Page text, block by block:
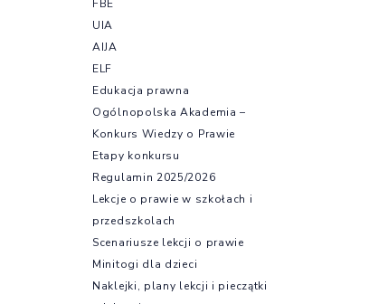
FBE
UIA
AIJA
ELF
Edukacja prawna
Ogólnopolska Akademia –
Konkurs Wiedzy o Prawie
Etapy konkursu
Regulamin 2025/2026
Lekcje o prawie w szkołach i
przedszkolach
Scenariusze lekcji o prawie
Minitogi dla dzieci
Naklejki, plany lekcji i pieczątki